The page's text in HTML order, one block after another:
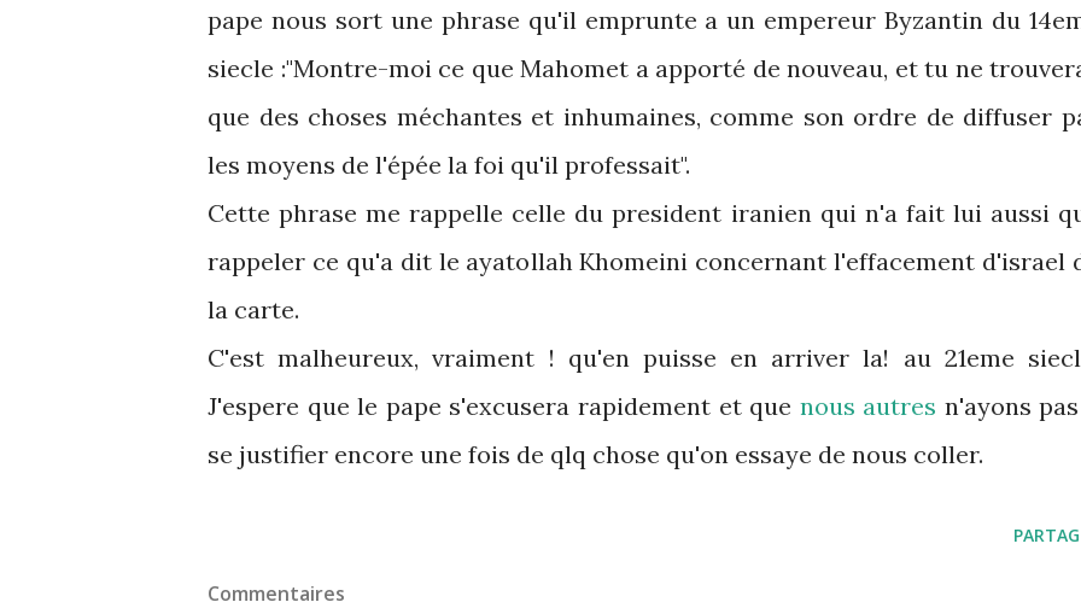
pape nous sort une phrase qu'il emprunte a un empereur Byzantin du
siecle :"Montre-moi ce que Mahomet a apporté de nouveau, et tu ne
que des choses méchantes et inhumaines, comme son ordre de diffuser
les moyens de l'épée la foi qu'il professait".
Cette phrase me rappelle celle du president iranien qui n'a fait lui aussi
rappeler ce qu'a dit le ayatollah Khomeini concernant l'effacement d'israel
la carte.
C'est malheureux, vraiment ! qu'en puisse en arriver la! au 21eme
J'espere que le pape s'excusera rapidement et que nous autres n'ayons
se justifier encore une fois de qlq chose qu'on essaye de nous coller.
Commentaires